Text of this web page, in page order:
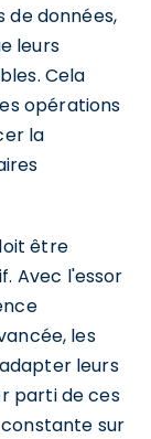
de données,
leurs
Cela
opérations
la
être
Avec l'essor
les
leurs
parti de ces
sur